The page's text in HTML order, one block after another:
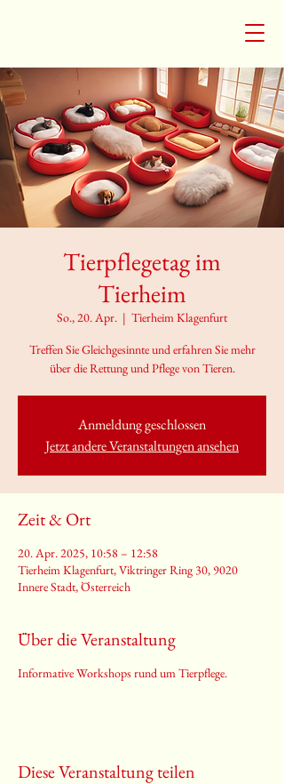
Tierpflegetag im
Tierheim
So., 20. Apr.
  |
Tierheim Klagenfurt
Treffen Sie Gleichgesinnte und erfahren Sie mehr
über die Rettung und Pflege von Tieren.
Anmeldung geschlossen
Jetzt andere Veranstaltungen ansehen
Zeit & Ort
20. Apr. 2025, 10:58 – 12:58
Tierheim Klagenfurt, Viktringer Ring 30, 9020
Innere Stadt, Österreich
Über die Veranstaltung
Informative Workshops rund um Tierpflege.
Diese Veranstaltung teilen